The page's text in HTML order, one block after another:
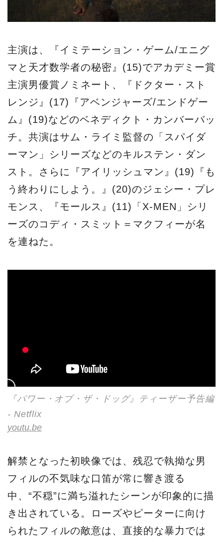
主演は、『イミテーション・ゲーム/エニグ
マと天才数学者の秘密』(15)でアカデミー賞
主演男優賞ノミネート、『ドクター・スト
レンジ』(17)『アベンジャーズ/エンドゲー
ム』(19)などのベネディクト・カンバーバッ
チ。共演はサム・ライミ監督の「スパイダ
ーマン」シリーズなどのキルステン・ダン
スト。さらに『アイリッシュマン』(19)『も
う終わりにしよう。』(20)のジェシー・プレ
モンス、『モールス』(11)「X-MEN」シリ
ーズのコディ・スミット＝マクフィーが名
を連ねた。
『パワー・オブ・ザ・ドッグ』ティーザー予告編
- Netflix
youtu.be
解禁となった初映像では、残忍で執拗な男
フィルの不気味な口笛が常に響き渡る
中、“不穏”に満ち溢れたシーンが印象的に描
き出されている。ローズやピーターに向け
られたフィルの敵意は、直接的な暴力では